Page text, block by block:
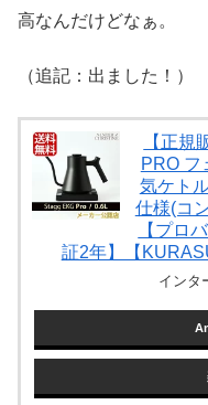
高なんだけどなぁ。
（追記：出ました！）
【正規
PRO フ
気ケト
仕様(コ
【プロ
証2年】【
インタ